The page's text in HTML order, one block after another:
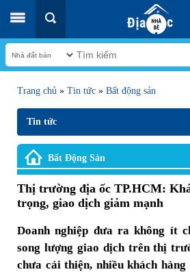
Trang chủ » Tin tức » Bất động sản
Tin tức
Bất Động Sản
Thị trường địa ốc TP.HCM:
trọng, giao dịch giảm mạnh
Doanh nghiệp đưa ra không ít
song lượng giao dịch trên thị
chưa cải thiện, nhiều khách